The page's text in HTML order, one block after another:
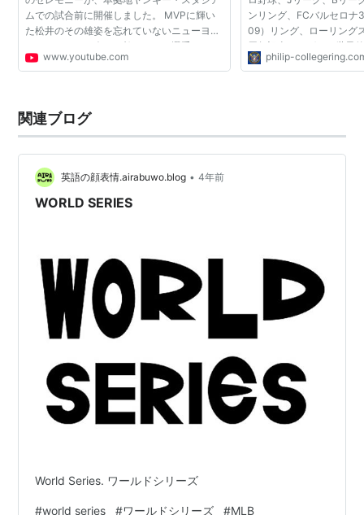
ムでの試合前に開催しました。 MVPに輝い
た松井のその雄姿を忘れていないニューヨー
クのファンは、今では敵チームの選手となっ
たにもかかわらず、松井をスタンディングオ
www.youtube.com
ンリング、FCバルセロ
09）リング、ローリング
周年記念リングなど世界
持つ日本のチャンピオン
philip-
関連ブログ
英語の顔表情.airabuwo.blog • 4年前
WORLD SERIES
World Series. ワールドシリーズ
#world series #ワールドシリーズ #MLB